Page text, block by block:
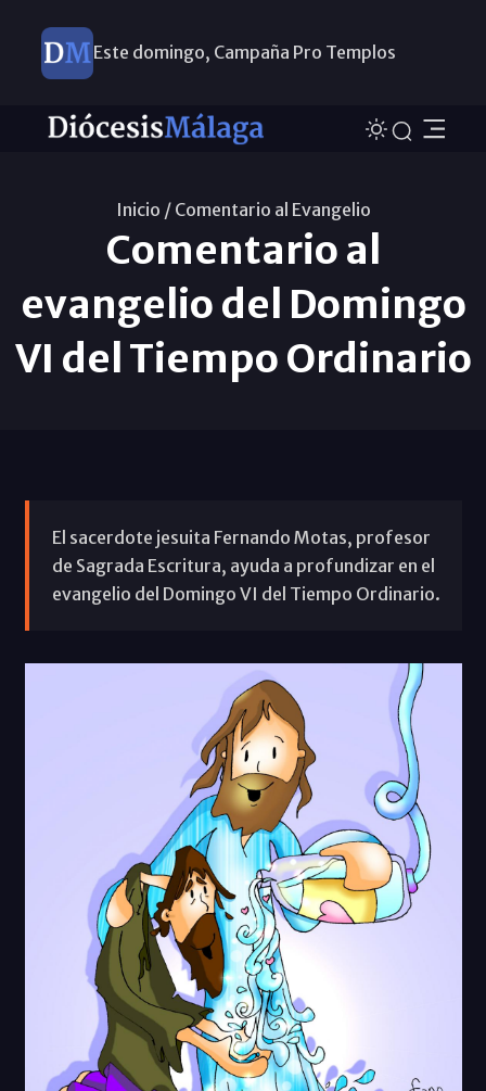
Este domingo, Campaña Pro Templos
Inicio / Comentario al Evangelio
Comentario al
evangelio del Domingo
VI del Tiempo Ordinario
El sacerdote jesuita Fernando Motas, profesor
de Sagrada Escritura, ayuda a profundizar en el
evangelio del Domingo VI del Tiempo Ordinario.